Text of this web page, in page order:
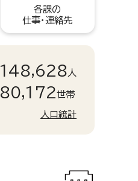
各課の
仕事・連絡先
148,628 人
80,172世帯
人口統計